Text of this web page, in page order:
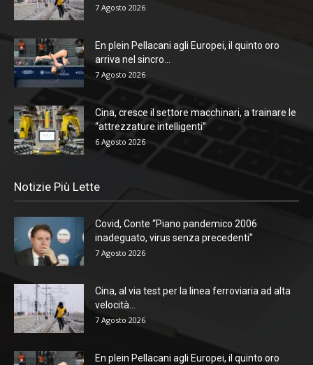
7 Agosto 2026
En plein Pellacani agli Europei, il quinto oro
arriva nel sincro...
7 Agosto 2026
Cina, cresce il settore macchinari, a trainare le
“attrezzature intelligenti”
6 Agosto 2026
Notizie Più Lette
Covid, Conte “Piano pandemico 2006
inadeguato, virus senza precedenti”
7 Agosto 2026
Cina, al via test per la linea ferroviaria ad alta
velocità...
7 Agosto 2026
En plein Pellacani agli Europei, il quinto oro